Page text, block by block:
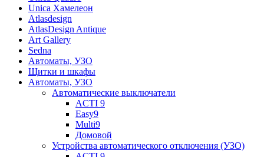
Unica Хамелеон
Atlasdesign
AtlasDesign Antique
Art Gallery
Sedna
Автоматы, УЗО
Щитки и шкафы
Автоматы, УЗО
Автоматические выключатели
ACTI 9
Easy9
Multi9
Домовой
Устройства автоматического отключения (УЗО)